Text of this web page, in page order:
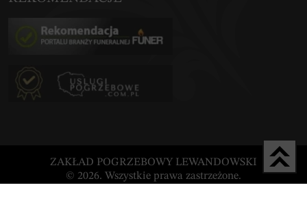
ZAKŁAD POGRZEBOWY LEWANDOWSKI
© 2026. Wszystkie prawa zastrzeżone.